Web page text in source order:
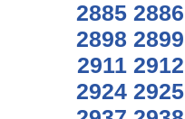
2885 2886
2898 2899
2911 2912
2924 2925